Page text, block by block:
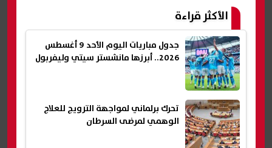
الأكثر قراءة
جدول مباريات اليوم الأحد 9 أغسطس
2026.. أبرزها مانشستر سيتي وليفربول
تحرك برلماني لمواجهة الترويج للعلاج
الوهمي لمرضى السرطان